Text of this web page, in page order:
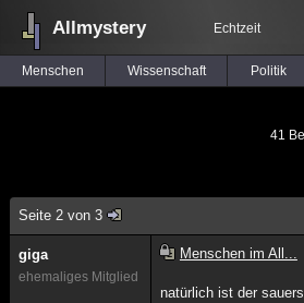
Allmystery Echtzeit
Menschen Wissenschaft Politik
41
Seite 2 von 3
giga
ehemaliges Mitglied
Menschen im All...
natürlich ist der